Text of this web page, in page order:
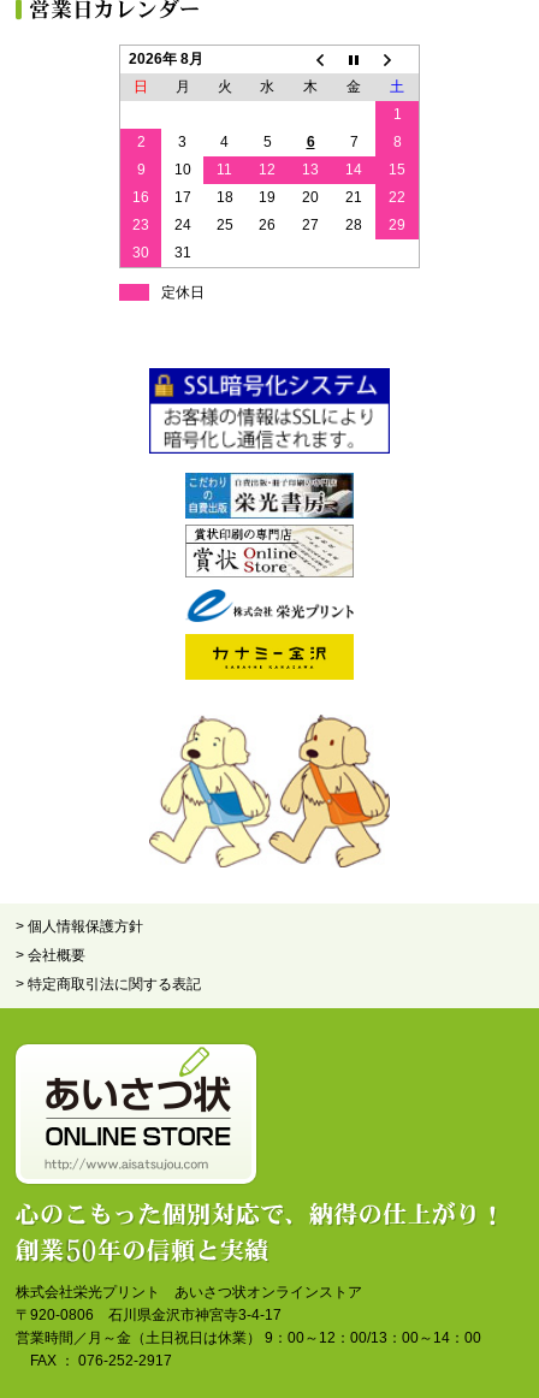
2026年 8月
日
月 火 水 木 金
土
1
2
3 4 5 6 7
8
9
10 11 12 13 14
15
16
17 18 19 20 21
22
23
24 25 26 27 28
29
30
31
定休日
> 個人情報保護方針
> 会社概要
> 特定商取引法に関する表記
株式会社栄光プリント あいさつ状オンラインストア
〒920-0806 石川県金沢市神宮寺3-4-17
営業時間／月～金（土日祝日は休業） 9：00～12：00/13：00～14：00
FAX ： 076-252-2917